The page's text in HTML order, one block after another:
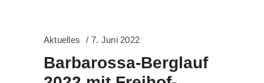
Aktuelles 7. Juni 2022
Barbarossa-Berglauf